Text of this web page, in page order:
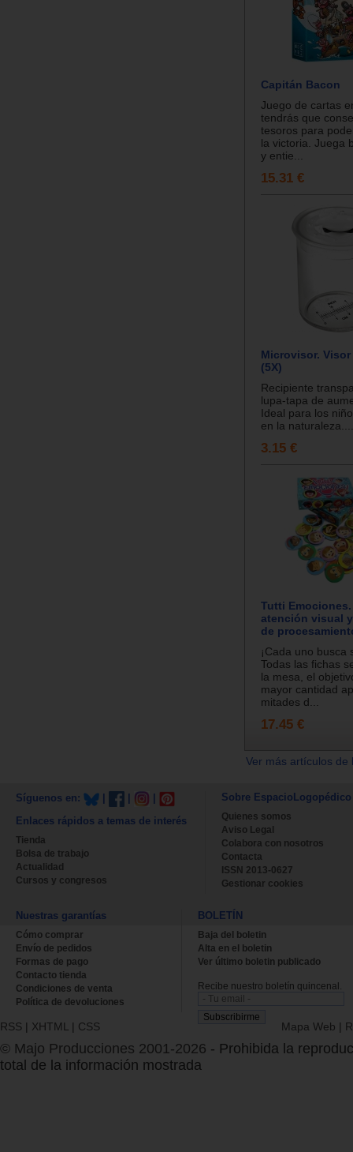
Capitán Bacon
Juego de cartas
tendrás que
tesoros para
la victoria. Juega
y entie...
15.31 €
Microvisor.
(5X)
Recipiente
lupa-tapa de
Ideal para los
en la naturaleza....
3.15 €
Tutti
atención visual
de
¡Cada uno busca
Todas las fichas
la mesa, el
mayor cantidad
mitades d...
17.45 €
Ver más artículos
Síguenos en:
Enlaces rápidos a temas de interés
Tienda
Bolsa de trabajo
Actualidad
Cursos y congresos
Sobre EspacioLogopédico
Quienes somos
Aviso Legal
Colabora con nosotros
Contacta
ISSN 2013-0627
Gestionar cookies
Nuestras garantías
Cómo comprar
Envío de pedidos
Formas de pago
Contacto tienda
Condiciones de venta
Política de devoluciones
BOLETÍN
Baja del boletin
Alta en el boletin
Ver último boletin publicado
Recibe nuestro boletín quincenal.
RSS | XHTML | CSS Mapa Web |
© Majo Producciones 2001-2026 - Prohibida la
total de la información mostrada